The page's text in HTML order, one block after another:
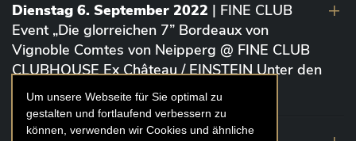
Um unsere Webseite für Sie optimal zu
gestalten und fortlaufend verbessern zu
können, verwenden wir Cookies und ähnliche
Dienstag 6. September 2022 | FINE CLUB
Event „Die glorreichen 7” Bordeaux von
Vignoble Comtes von Neipperg @ FINE CLUB
CLUBHOUSE Ex Château / EINSTEIN Unter den
Linden (Berlin)